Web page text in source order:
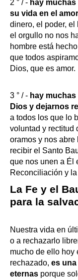
2 ° / - hay
su vida en el amor
dinero, el poder,
el orgullo no nos
hombre está
que todos
Dios, que es amor.
3 ° / - hay
Dios y dejarnos
a todos los que lo
voluntad y rectitud
oramos y nos
recibir el Santo
que nos unen a Él
Reconciliación y
La Fe y el
para la
Nuestra vida en
o a rechazarlo
mucho de ello hoy
rechazado, es
eternas porque